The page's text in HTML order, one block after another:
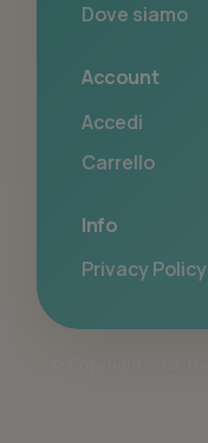
Dove siamo
Account
Accedi
Carrello
Info
Privacy Policy